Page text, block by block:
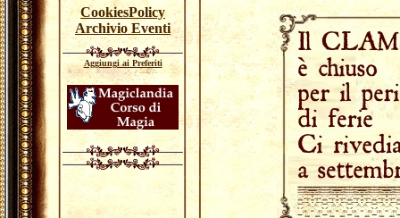
CookiesPolicy
Archivio Eventi
Aggiungi ai Preferiti